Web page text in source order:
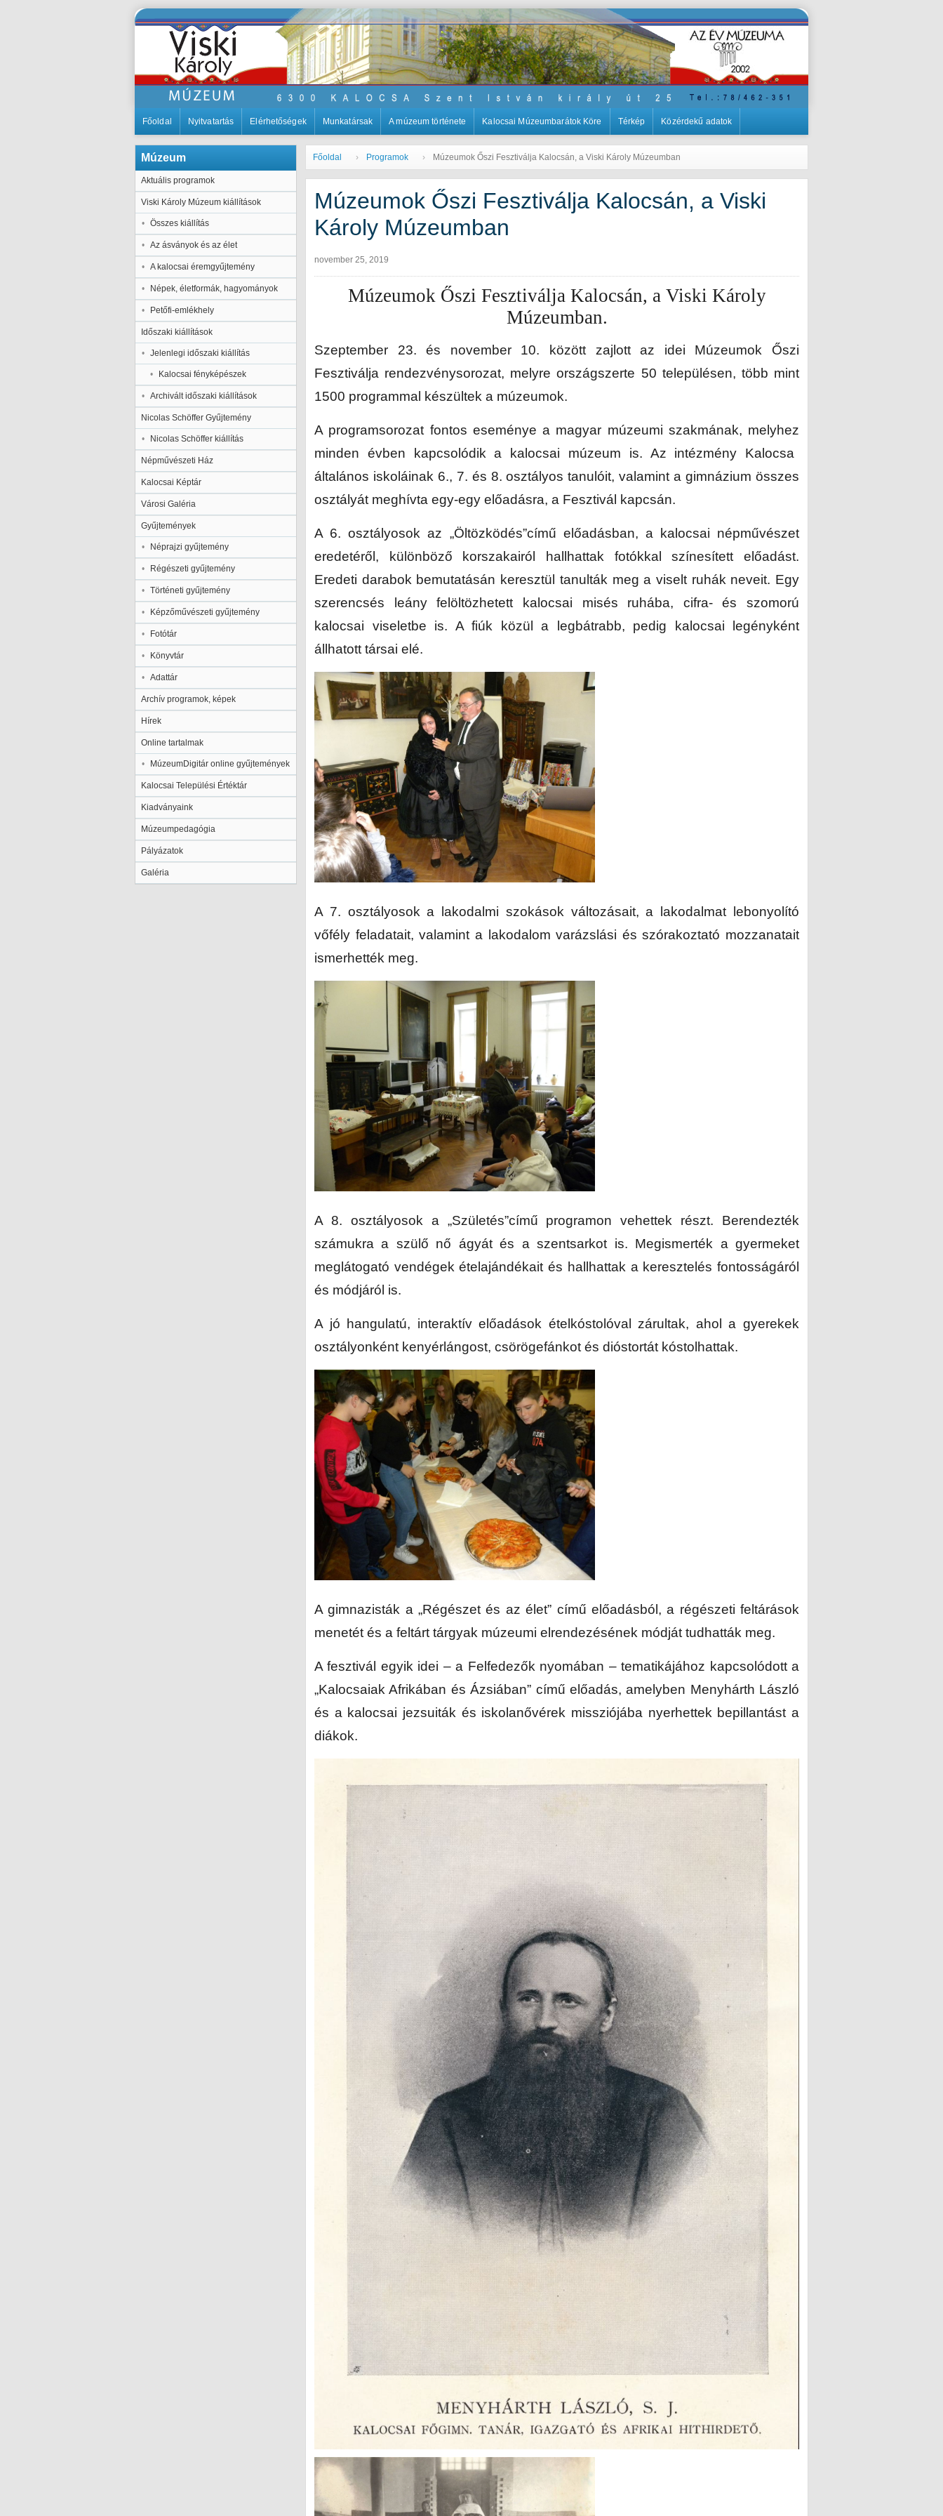
Főoldal Nyitvatartás Elérhetőségek Munkatársak A múzeum története Kalocsai Múzeumbarátok Köre Térkép Közérdekű adatok
Múzeum
Aktuális programok
Viski Károly Múzeum kiállítások
Összes kiállítás
Az ásványok és az élet
A kalocsai éremgyűjtemény
Népek, életformák, hagyományok
Petőfi-emlékhely
Időszaki kiállítások
Jelenlegi időszaki kiállítás
Kalocsai fényképészek
Archivált időszaki kiállítások
Nicolas Schöffer Gyűjtemény
Nicolas Schöffer kiállítás
Népművészeti Ház
Kalocsai Képtár
Városi Galéria
Gyűjtemények
Néprajzi gyűjtemény
Régészeti gyűjtemény
Történeti gyűjtemény
Képzőművészeti gyűjtemény
Fotótár
Könyvtár
Adattár
Archív programok, képek
Hírek
Online tartalmak
MúzeumDigitár online gyűjtemények
Kalocsai Települési Értéktár
Kiadványaink
Múzeumpedagógia
Pályázatok
Galéria
Főoldal Programok Múzeumok Őszi Fesztiválja Kalocsán, a Viski Károly Múzeumban
Múzeumok Őszi Fesztiválja Kalocsán, a Viski
Károly Múzeumban
november 25, 2019
Múzeumok Őszi Fesztiválja Kalocsán, a Viski Károly
Múzeumban.
Szeptember 23. és november 10. között zajlott az idei Múzeumok Őszi
Fesztiválja rendezvénysorozat, melyre országszerte 50 településen, több mint
1500 programmal készültek a múzeumok.
A programsorozat fontos eseménye a magyar múzeumi szakmának, melyhez
minden évben kapcsolódik a kalocsai múzeum is. Az intézmény Kalocsa
általános iskoláinak 6., 7. és 8. osztályos tanulóit, valamint a gimnázium összes
osztályát meghívta egy-egy előadásra, a Fesztivál kapcsán.
A 6. osztályosok az „Öltözködés”című előadásban, a kalocsai népművészet
eredetéről, különböző korszakairól hallhattak fotókkal színesített előadást.
Eredeti darabok bemutatásán keresztül tanulták meg a viselt ruhák neveit. Egy
szerencsés leány felöltözhetett kalocsai misés ruhába, cifra- és szomorú
kalocsai viseletbe is. A fiúk közül a legbátrabb, pedig kalocsai legényként
állhatott társai elé.
A 7. osztályosok a lakodalmi szokások változásait, a lakodalmat lebonyolító
vőfély feladatait, valamint a lakodalom varázslási és szórakoztató mozzanatait
ismerhették meg.
A 8. osztályosok a „Születés”című programon vehettek részt. Berendezték
számukra a szülő nő ágyát és a szentsarkot is. Megismerték a gyermeket
meglátogató vendégek ételajándékait és hallhattak a keresztelés fontosságáról
és módjáról is.
A jó hangulatú, interaktív előadások ételkóstolóval zárultak, ahol a gyerekek
osztályonként kenyérlángost, csörögefánkot és dióstortát kóstolhattak.
A gimnazisták a „Régészet és az élet” című előadásból, a régészeti feltárások
menetét és a feltárt tárgyak múzeumi elrendezésének módját tudhatták meg.
A fesztivál egyik idei – a Felfedezők nyomában – tematikájához kapcsolódott a
„Kalocsaiak Afrikában és Ázsiában” című előadás, amelyben Menyhárth László
és a kalocsai jezsuiták és iskolanővérek missziójába nyerhettek bepillantást a
diákok.